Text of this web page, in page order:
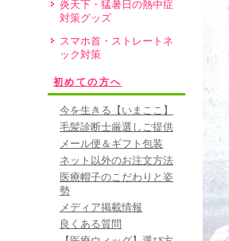
炎天下・猛暑日の熱中症
対策グッズ
スマホ首・ストレートネ
ック対策
初めての方へ
今を生きる【いまここ】
毛髪診断士厳選しご提供
メール便＆ギフト包装
ネット以外のお注文方法
医療帽子のこだわりと姿
勢
メディア掲載情報
良くある質問